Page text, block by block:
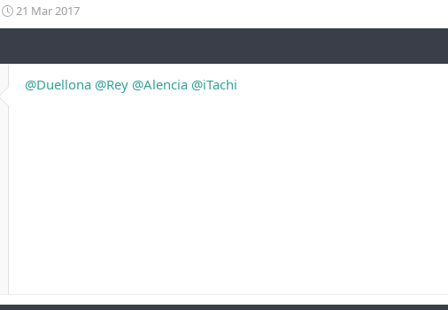
B
a
21 Mar 2017
@Duellona @Rey @Alencia @iTachi